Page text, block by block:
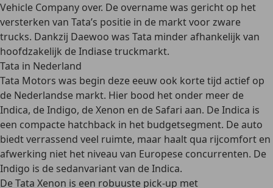
Vehicle Company over. De overname was gericht op het
versterken van Tata’s positie in de markt voorzware
trucks. Dankzij Daewoo was Tata minder afhankelijk van
hoofdzakelijk de Indiase truckmarkt.
Tata in Nederland
Tata Motors was begin deze eeuw ook korte tijd actief op
de Nederlandse markt. Hier bood het onder meer de
Indica, de Indigo, de Xenon en de Safari aan. De Indica is
een compacte hatchback in het budgetsegment. De auto
biedt verrassend veel ruimte, maar haalt qua rijcomfort en
afwerking niet het niveau van Europese concurrenten. De
Indigo is de sedanvariant van de Indica.
De Tata Xenon is een robuuste pick-up met